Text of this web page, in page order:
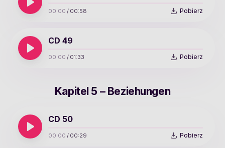
00:00 / 00:58 Pobierz
CD 49
00:00 / 01:33 Pobierz
Kapitel 5 – Beziehungen
CD 50
00:00 / 00:29 Pobierz